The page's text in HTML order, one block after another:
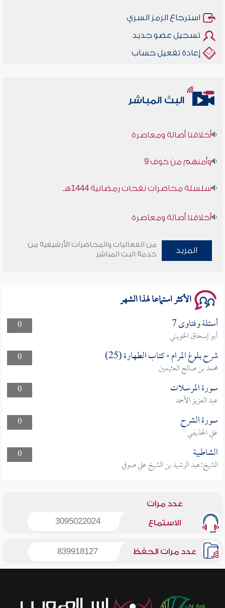
استرجاع الرمز السري
تسجيل عضو جديد
إعادة تفعيل حساب
البث المباشر
سلسلة محاضرات نفحات رمضانية 1444هـ
المزيد
من الفعاليات والمحاضرات الأرشيفية من
خدمة البث المباشر
الأكثر استماعا لهذا الشهر
0 أسئلة وفتاوى 7
أبو إسحاق الحويني
0
شرح بلوغ المرام - كتاب الطهارة (25)
محمد بن صالح العثيمين
0
سورة المرسلات
عبد العزيز الأحمد
0
سورة الشرح
علي الحذيفي
0
الشاطبية
الشيخ:عبد الرشيد بن الشيخ علي صوفي
عدد مرات
الاستماع 3095022024
عدد مرات الحفظ 839918127